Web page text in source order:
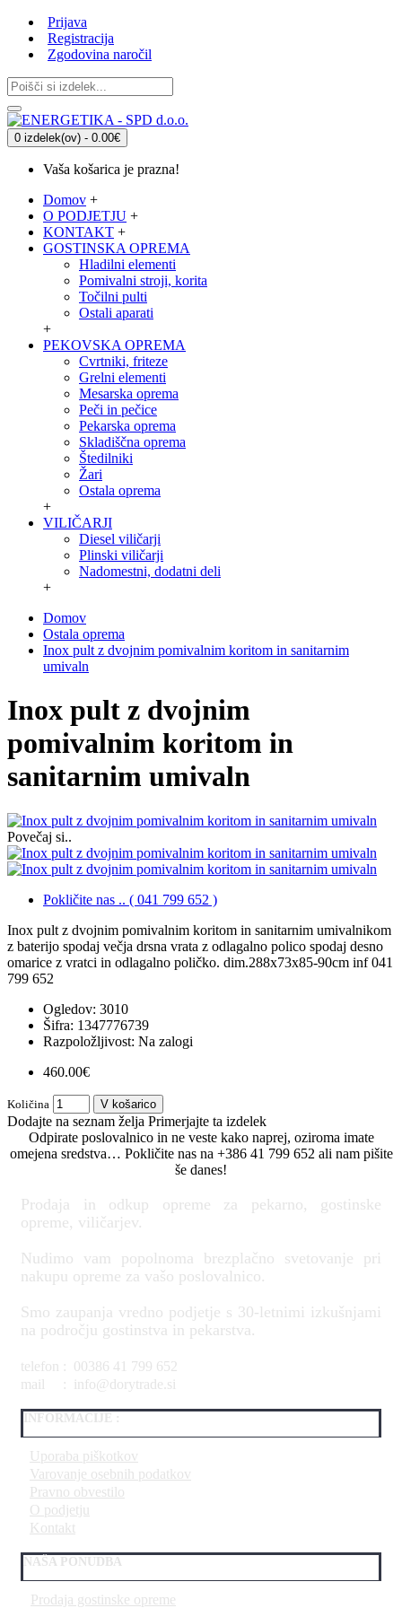
Prijava
Registracija
Zgodovina naročil
0 izdelek(ov) - 0.00€
Vaša košarica je prazna!
Domov +
O PODJETJU +
KONTAKT +
GOSTINSKA OPREMA
Hladilni elementi
Pomivalni stroji, korita
Točilni pulti
Ostali aparati
+
PEKOVSKA OPREMA
Cvrtniki, friteze
Grelni elementi
Mesarska oprema
Peči in pečice
Pekarska oprema
Skladiščna oprema
Štedilniki
Žari
Ostala oprema
+
VILIČARJI
Diesel viličarji
Plinski viličarji
Nadomestni, dodatni deli
+
Domov
Ostala oprema
Inox pult z dvojnim pomivalnim koritom in sanitarnim
umivaln
Inox pult z dvojnim
pomivalnim koritom in
sanitarnim umivaln
Povečaj si..
Pokličite nas .. ( 041 799 652 )
Inox pult z dvojnim pomivalnim koritom in sanitarnim umivalnikom
z baterijo spodaj večja drsna vrata z odlagalno polico spodaj desno
omarice z vratci in odlagalno poličko. dim.288x73x85-90cm inf 041
799 652
Ogledov: 3010
Šifra: 1347776739
Razpoložljivost: Na zalogi
460.00€
Količina V košarico
Dodajte na seznam želja Primerjajte ta izdelek
Odpirate poslovalnico in ne veste kako naprej, oziroma imate
omejena sredstva… Pokličite nas na +386 41 799 652 ali nam pišite
še danes!
Prodaja in odkup opreme za pekarno, gostinske
opreme, viličarjev.
Nudimo vam popolnoma brezplačno svetovanje pri
nakupu opreme za vašo poslovalnico.
Smo zaupanja vredno podjetje s 30-letnimi izkušnjami
na področju gostinstva in pekarstva.
telefon : 00386 41 799 652
mail : info@dorytrade.si
INFORMACIJE :
Uporaba piškotkov
Varovanje osebnih podatkov
Pravno obvestilo
O podjetju
Kontakt
NAŠA PONUDBA
Prodaja gostinske opreme